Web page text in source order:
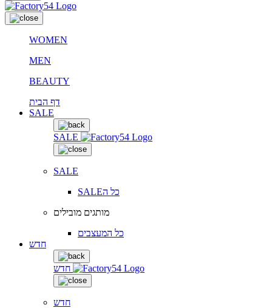
WOMEN
MEN
BEAUTY
דף הבית
SALE
SALE
SALE
SALEכל ה
מותגים מובילים
כל המעצבים
חדש
חדש
חדש